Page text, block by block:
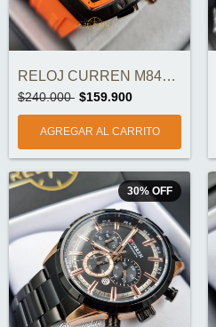
RELOJ CURREN M8443-3 CRONOGRAFOS ORIGINA...
$240.000 $159.900
30%OFF